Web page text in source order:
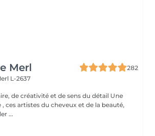
Merl
282
L-2637
de créativité et de sens du détail Une
...